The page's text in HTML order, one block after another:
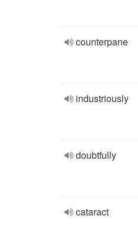
counterpane
industriously
doubtfully
cataract